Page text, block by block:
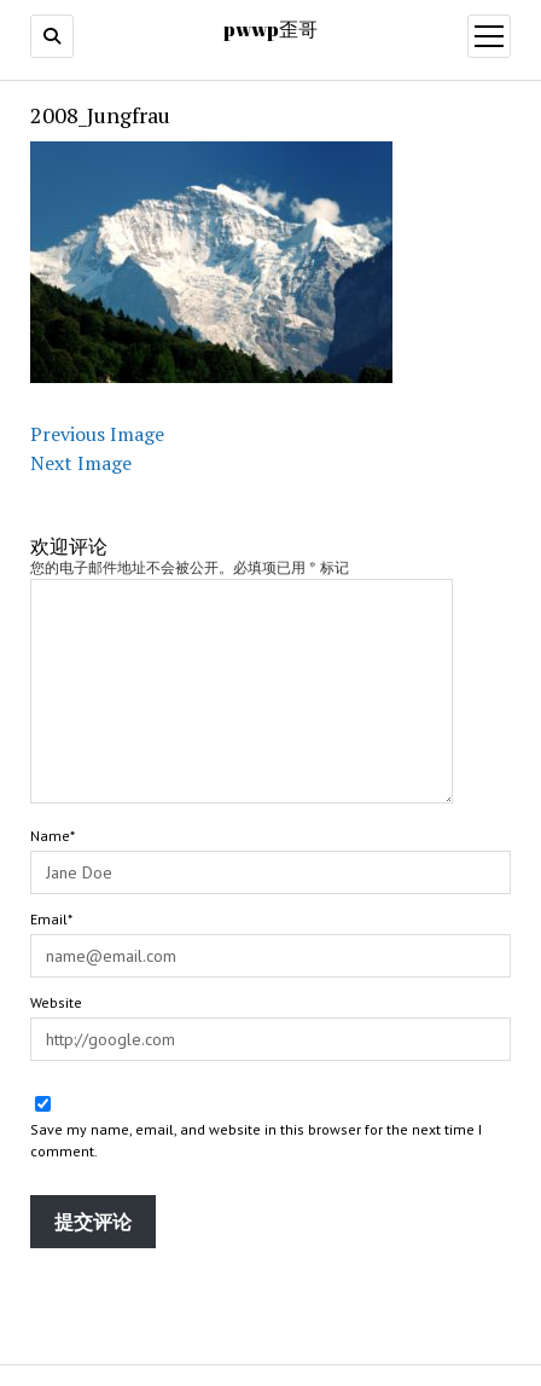
pwwp歪哥
open
menu
2008_Jungfrau
Previous Image
Next Image
欢迎评论
您的电子邮件地址不会被公开。必填项已用 * 标记
Name*
Email*
Website
Save my name, email, and website in this browser for the next time I
comment.